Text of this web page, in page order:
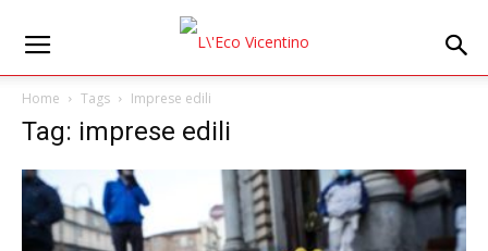
Home Tags Imprese edili
Tag: imprese edili